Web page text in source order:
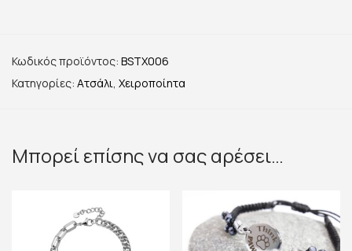
Κωδικός προϊόντος: BSTX006
Κατηγορίες: Ατσάλι, Χειροποίητα
Μπορεί επίσης να σας αρέσει…